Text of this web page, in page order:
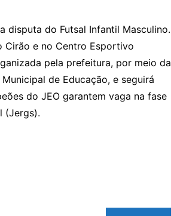
disputa do Futsal Infantil Masculino.
Cirão e no Centro Esportivo
pela prefeitura, por meio da
de Educação, e seguirá
do JEO garantem vaga na fase
(Jergs).